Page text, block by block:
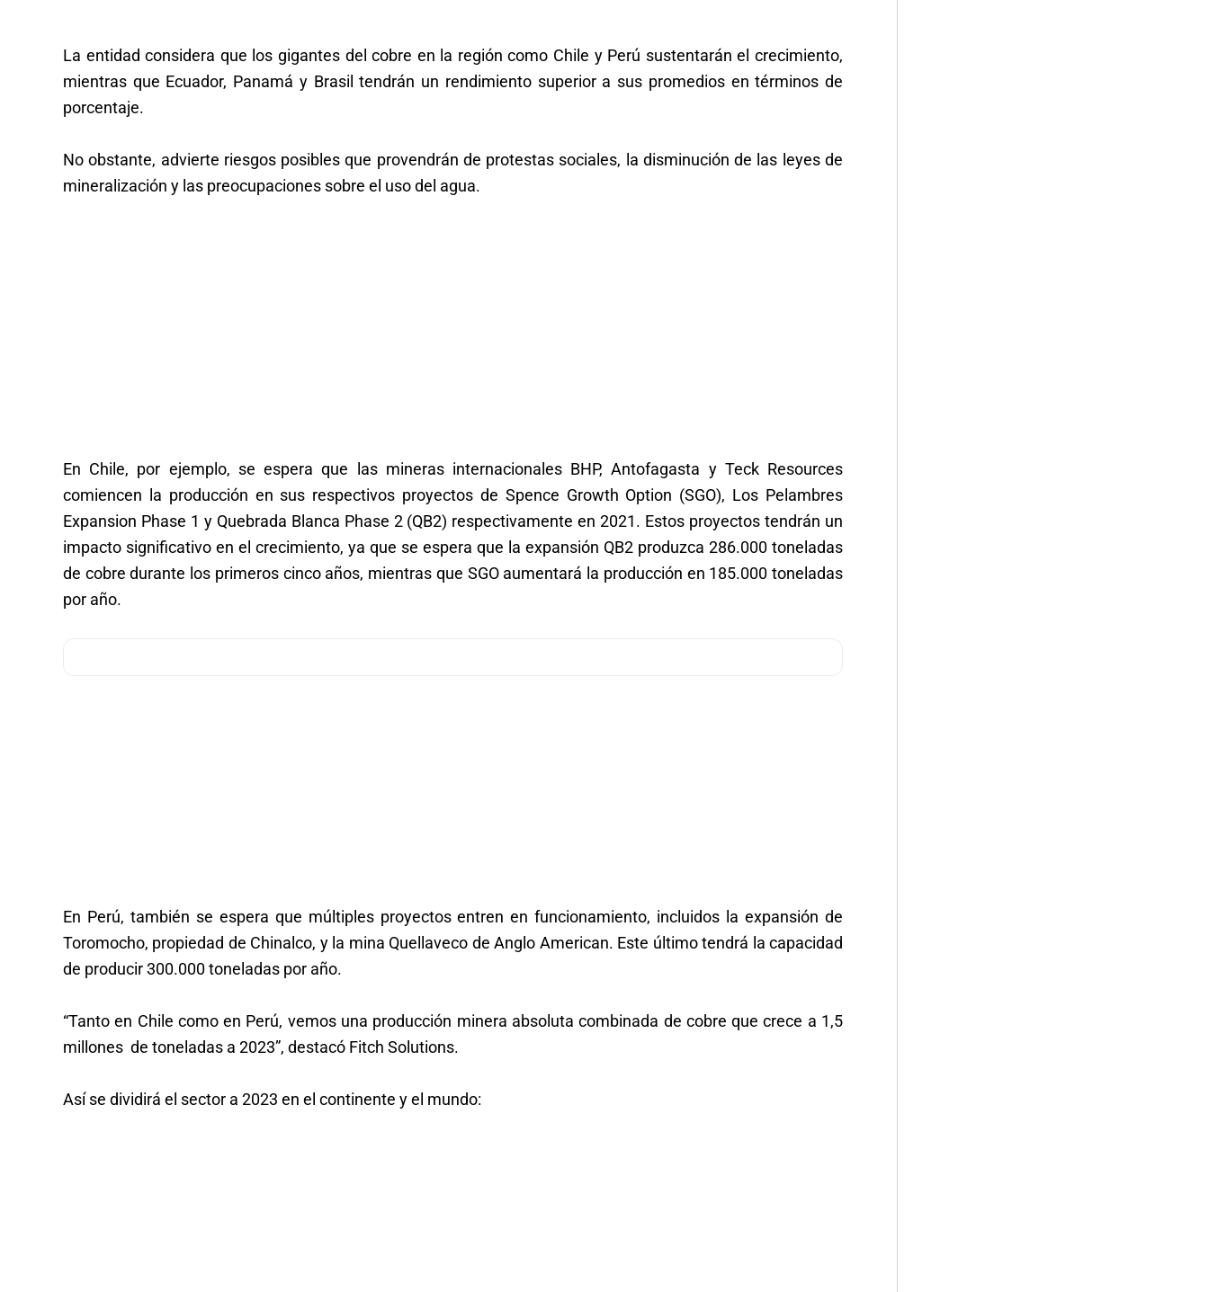
La entidad considera que los gigantes del cobre en la región como Chile y Perú sustentarán el crecimiento,
mientras que Ecuador, Panamá y Brasil tendrán un rendimiento superior a sus promedios en términos de
porcentaje.
No obstante, advierte riesgos posibles que provendrán de protestas sociales, la disminución de las leyes de
mineralización y las preocupaciones sobre el uso del agua.
En Chile, por ejemplo, se espera que las mineras internacionales BHP, Antofagasta y Teck Resources
comiencen la producción en sus respectivos proyectos de Spence Growth Option (SGO), Los Pelambres
Expansion Phase 1 y Quebrada Blanca Phase 2 (QB2) respectivamente en 2021. Estos proyectos tendrán un
impacto significativo en el crecimiento, ya que se espera que la expansión QB2 produzca 286.000 toneladas
de cobre durante los primeros cinco años, mientras que SGO aumentará la producción en 185.000 toneladas
por año.
En Perú, también se espera que múltiples proyectos entren en funcionamiento, incluidos la expansión de
Toromocho, propiedad de Chinalco, y la mina Quellaveco de Anglo American. Este último tendrá la capacidad
de producir 300.000 toneladas por año.
“Tanto en Chile como en Perú, vemos una producción minera absoluta combinada de cobre que crece a 1,5
millones de toneladas a 2023”, destacó Fitch Solutions.
Así se dividirá el sector a 2023 en el continente y el mundo: